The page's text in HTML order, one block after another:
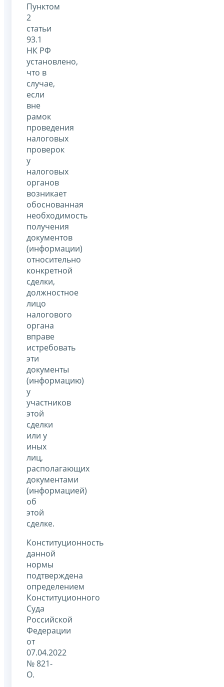
Пунктом
2
статьи
93.1
НК РФ
установлено,
что в
случае,
если
вне
рамок
проведения
налоговых
проверок
у
налоговых
органов
возникает
обоснованная
необходимость
получения
документов
(информации)
относительно
конкретной
сделки,
должностное
лицо
налогового
органа
вправе
истребовать
эти
документы
(информацию)
у
участников
этой
сделки
или у
иных
лиц,
располагающих
документами
(информацией)
об
этой
сделке.
Конституционность
данной
нормы
подтверждена
определением
Конституционного
Суда
Российской
Федерации
от
07.04.2022
№ 821-
О.